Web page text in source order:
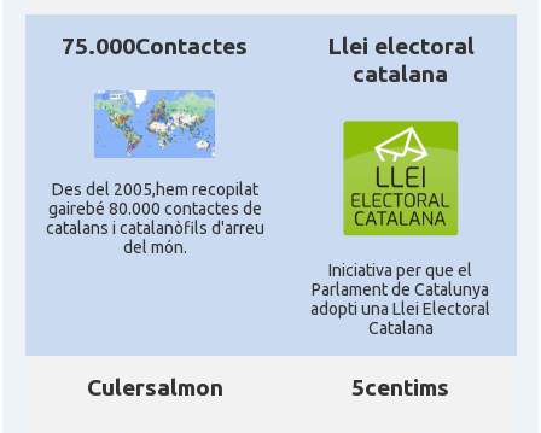
75.000Contactes
Des del 2005,hem recopilat
gairebé 80.000 contactes de
catalans i catalanòfils d'arreu
del món.
Llei electoral
catalana
Iniciativa per que el
Parlament de Catalunya
adopti una Llei Electoral
Catalana
Culersalmon 5centims